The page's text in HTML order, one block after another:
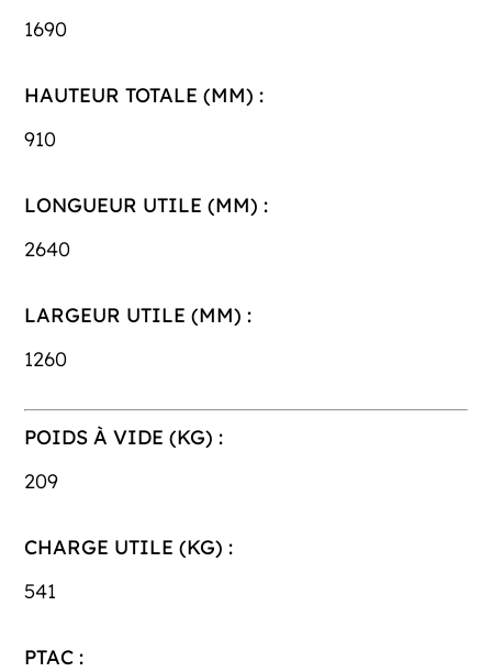
1690
HAUTEUR TOTALE (MM) :
910
LONGUEUR UTILE (MM) :
2640
LARGEUR UTILE (MM) :
1260
POIDS À VIDE (KG) :
209
CHARGE UTILE (KG) :
541
PTAC :